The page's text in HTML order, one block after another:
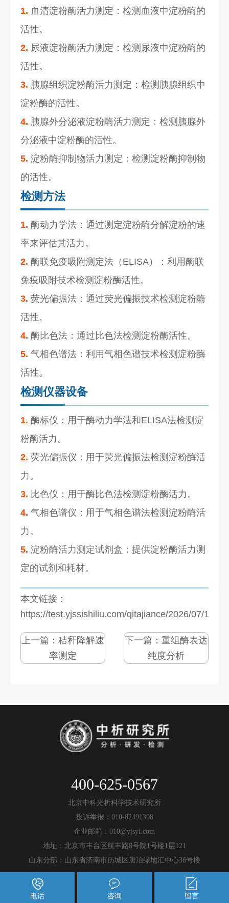
电话 咨询 留言
1. 血清淀粉酶活力测定：检测血液中淀粉酶的
活性。
2. 尿液淀粉酶活力测定：检测尿液中淀粉酶的
活性。
3. 胰腺组织淀粉酶活力测定：检测胰腺组织中
淀粉酶的活性。
4. 胰腺外分泌液淀粉酶活力测定：检测胰腺外
分泌液中淀粉酶的活性。
5. 淀粉酶抑制物活力测定：检测淀粉酶抑制物
的活性。
检测方法
1. 酶动力学法：通过测定淀粉酶分解淀粉的速
率来评估其活力。
2. 酶联免疫吸附测定法（ELISA）：利用酶联
免疫吸附技术检测淀粉酶活性。
3. 荧光偏振法：通过荧光偏振技术检测淀粉酶
活性。
4. 酶比色法：通过比色法检测淀粉酶活性。
5. 气相色谱法：利用气相色谱技术检测淀粉酶
活性。
检测仪器设备
1. 酶标仪：用于酶动力学法和ELISA法检测淀
粉酶活力。
2. 荧光偏振仪：用于荧光偏振法检测淀粉酶活
力。
3. 比色仪：用于酶比色法检测淀粉酶活力。
4. 气相色谱仪：用于气相色谱法检测淀粉酶活
力。
5. 淀粉酶活力测定试剂盒：提供淀粉酶活力测
定的试剂和耗材。
本文链接：
https://test.yjssishiliu.com/qitajiance/2026/07/
上一篇： 秸秆降解速
率测定
下一篇：重组酶表达
纯度分析
400-625-0567
北京中科光析科学技术研究所
投诉举报：010-82491398
企业邮箱：010@yjsyi.com
地址：北京市丰台区航丰路8号院1号楼1层121
山东分部：山东省济南市历城区唐冶绿地汇中心36号楼